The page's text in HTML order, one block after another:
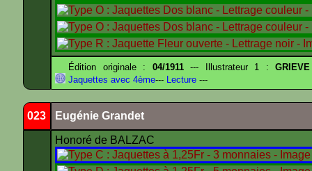
Édition originale : 04/1911--- Illustrateur 1 :
Jaquettes avec 4ème--- Lecture ---
023 Eugénie Grandet
Honoré de BALZAC